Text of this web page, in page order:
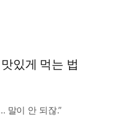
있게 먹는 법
말이 안 되잖.”